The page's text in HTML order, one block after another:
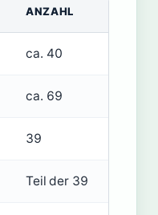
ANZAHL
ca. 40
ca. 69
39
Teil der 39